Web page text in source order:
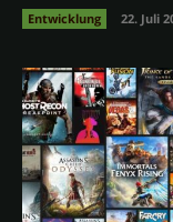
Entwicklung 22. Juli